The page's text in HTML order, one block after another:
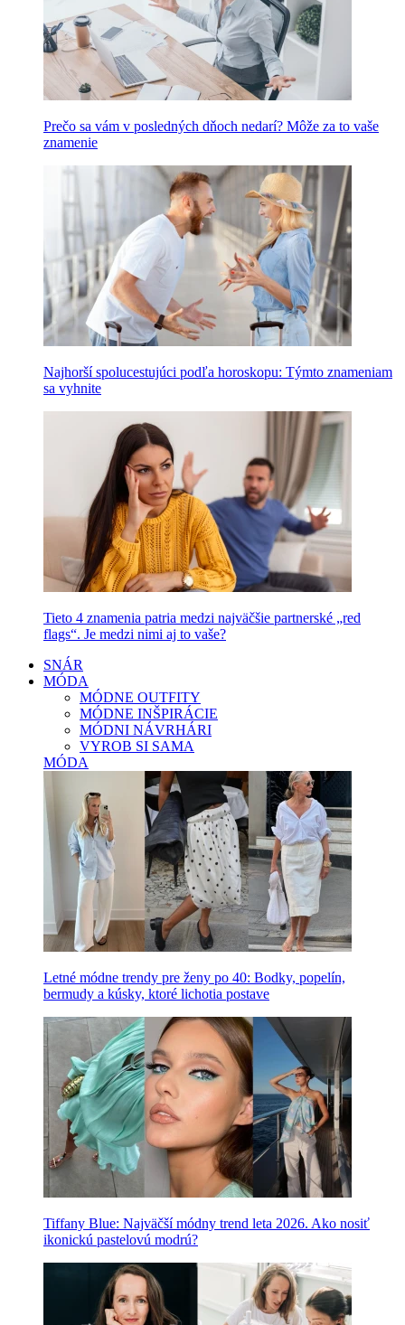
Prečo sa vám v posledných dňoch nedarí? Môže za to vaše
znamenie
Najhorší spolucestujúci podľa horoskopu: Týmto znameniam
sa vyhnite
Tieto 4 znamenia patria medzi najväčšie partnerské „red
flags“. Je medzi nimi aj to vaše?
SNÁR
MÓDA
MÓDNE OUTFITY
MÓDNE INŠPIRÁCIE
MÓDNI NÁVRHÁRI
VYROB SI SAMA
MÓDA
Letné módne trendy pre ženy po 40: Bodky, popelín,
bermudy a kúsky, ktoré lichotia postave
Tiffany Blue: Najväčší módny trend leta 2026. Ako nosiť
ikonickú pastelovú modrú?